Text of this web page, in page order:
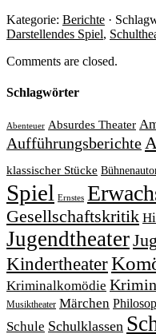
Kategorie: Berichte ·
Darstellendes Spiel,
Comments are closed.
Schlagwörter
Abenteuer Absurdes Theater
Aufführungsberichte
klassischer Stücke
Spiel Ernstes
Gesellschaftskritik
Jugendtheater
Kindertheater
Kriminalkomödie
Musiktheater Märchen
Schule Schulklassen